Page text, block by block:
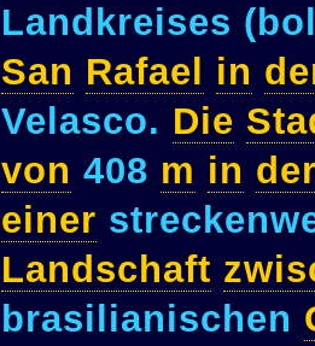
Landkreises
San Rafael in
Velasco. Die
von 408 m in
einer
Landschaft
brasilianischen